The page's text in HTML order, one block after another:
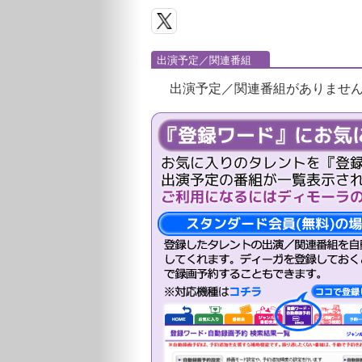
出演予定／関連番組
出演予定／関連番組がありませ